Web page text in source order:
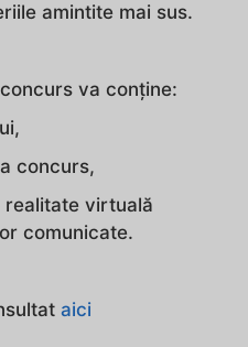
amintite mai sus.
va conține:
concurs,
virtuală
comunicate.
aici